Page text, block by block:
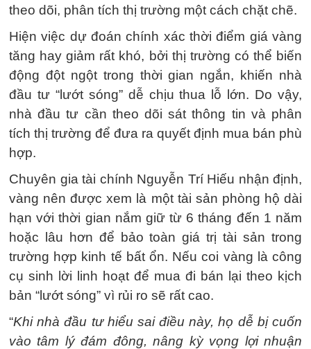
theo dõi, phân tích thị trường một cách chặt chẽ.
Hiện việc dự đoán chính xác thời điểm giá vàng
tăng hay giảm rất khó, bởi thị trường có thể biến
động đột ngột trong thời gian ngắn, khiến nhà
đầu tư “lướt sóng” dễ chịu thua lỗ lớn. Do vậy,
nhà đầu tư cần theo dõi sát thông tin và phân
tích thị trường để đưa ra quyết định mua bán phù
hợp.
Chuyên gia tài chính Nguyễn Trí Hiếu nhận định,
vàng nên được xem là một tài sản phòng hộ dài
hạn với thời gian nắm giữ từ 6 tháng đến 1 năm
hoặc lâu hơn để bảo toàn giá trị tài sản trong
trường hợp kinh tế bất ổn. Nếu coi vàng là công
cụ sinh lời linh hoạt để mua đi bán lại theo kịch
bản “lướt sóng” vì rủi ro sẽ rất cao.
“Khi nhà đầu tư hiểu sai điều này, họ dễ bị cuốn
vào tâm lý đám đông, nâng kỳ vọng lợi nhuận